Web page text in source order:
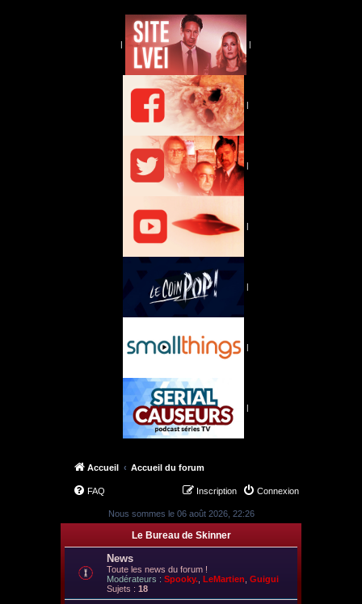
| |
|
|
|
|
|
|
Accueil Accueil du forum
FAQ Connexion
Inscription
Nous sommes le 06 août 2026, 22:26
Le Bureau de Skinner
News
Toute les news du forum !
Modérateurs : Spooky. LeMartien Guigui
Sujets : 18